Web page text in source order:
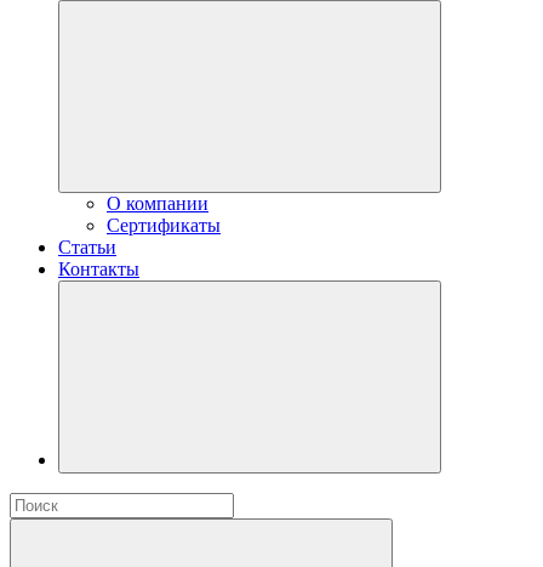
О компании
Сертификаты
Статьи
Контакты